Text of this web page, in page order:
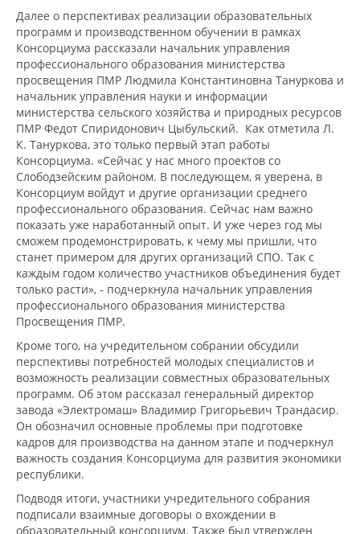
Далее о перспективах реализации образовательных
программ и производственном обучении в рамках
Консорциума рассказали начальник управления
профессионального образования министерства
просвещения ПМР Людмила Константиновна Тануркова и
начальник управления науки и информации
министерства сельского хозяйства и природных ресурсов
ПМР Федот Спиридонович Цыбульский. Как отметила Л.
К. Тануркова, это только первый этап работы
Консорциума. «Сейчас у нас много проектов со
Слободзейским районом. В последующем, я уверена, в
Консорциум войдут и другие организации среднего
профессионального образования. Сейчас нам важно
показать уже наработанный опыт. И уже через год мы
сможем продемонстрировать, к чему мы пришли, что
станет примером для других организаций СПО. Так с
каждым годом количество участников объединения будет
только расти», - подчеркнула начальник управления
профессионального образования министерства
Просвещения ПМР.
Кроме того, на учредительном собрании обсудили
перспективы потребностей молодых специалистов и
возможность реализации совместных образовательных
программ. Об этом рассказал генеральный директор
завода «Электромаш» Владимир Григорьевич Трандасир.
Он обозначил основные проблемы при подготовке
кадров для производства на данном этапе и подчеркнул
важность создания Консорциума для развития экономики
республики.
Подводя итоги, участники учредительного собрания
подписали взаимные договоры о вхождении в
образовательный консорциум. Также был утвержден